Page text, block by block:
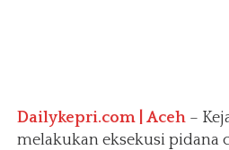
a
m
Dailykepri.com | Aceh–
melakukan eksekusi pidana